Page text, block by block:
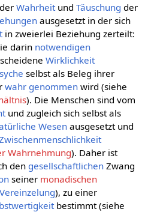
Wahrheitund Täuschung der
ausgesetzt in der sich
in zweierlei Beziehung zerteilt:
darin notwendigen
Wirklichkeit
selbst als Beleg ihrer
wahr genommenwird (siehe
). Die Menschen sind vom
und zugleich sich selbst als
Wesenausgesetzt und
Wahrnehmung). Daher ist
den gesellschaftlichenZwang
seiner monadischen
Vereinzelung), zu einer
bestimmt (siehe